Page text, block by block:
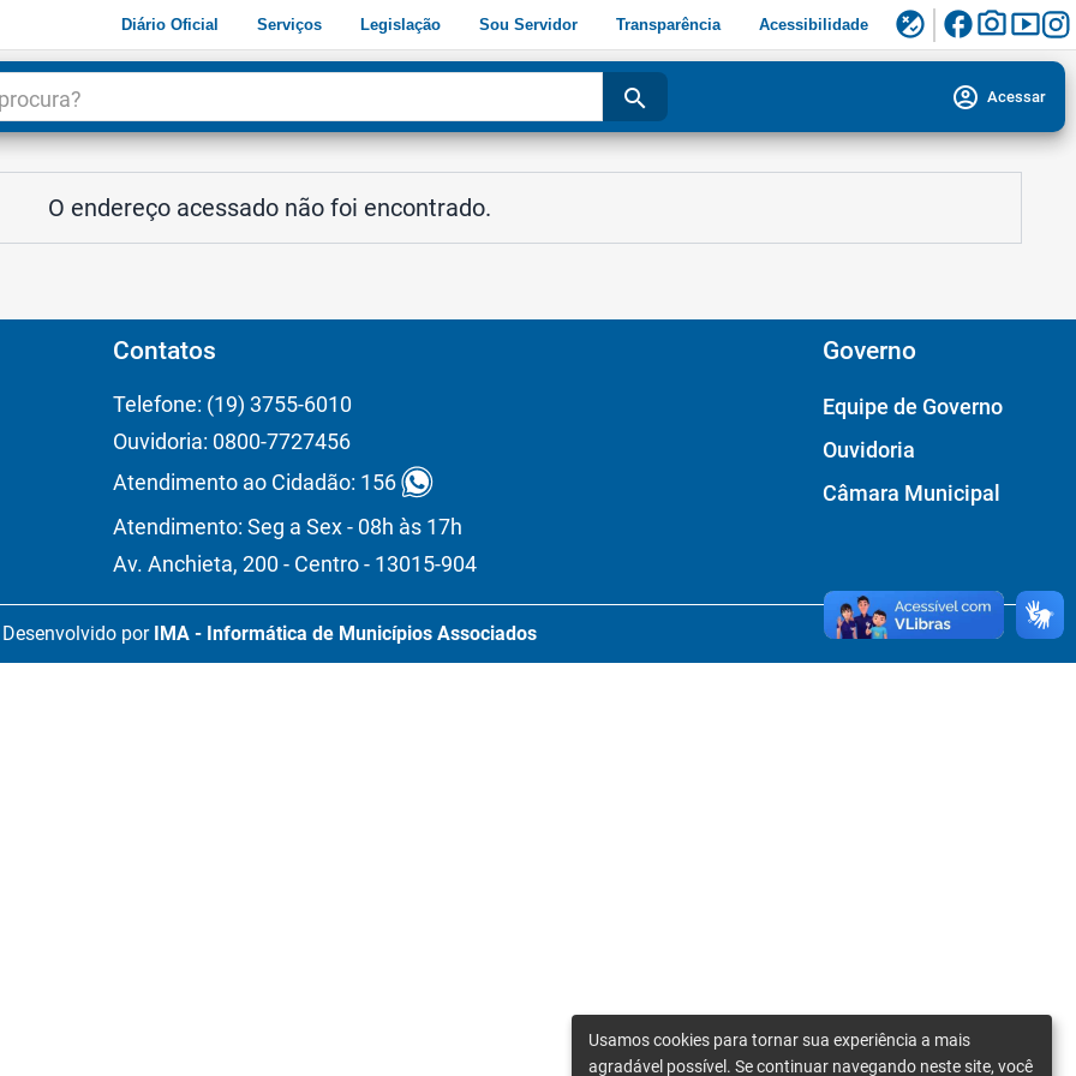
Diário Oficial Serviços Legislação Sou Servidor Transparência Acessibilidade flaky facebookphoto_camerasmart_display
search account_circle Acessar
O endereço acessado não foi encontrado.
Contatos
Telefone: (19) 3755-6010
Ouvidoria: 0800-7727456
Atendimento ao Cidadão: 156
Atendimento: Seg a Sex - 08h às 17h
Av. Anchieta, 200 - Centro - 13015-904
Governo
Equipe de Governo
Ouvidoria
Câmara Municipal
Desenvolvido por IMA - Informática de Municípios Associados
Usamos cookies para tornar sua experiência a mais
agradável possível. Se continuar navegando neste site, você